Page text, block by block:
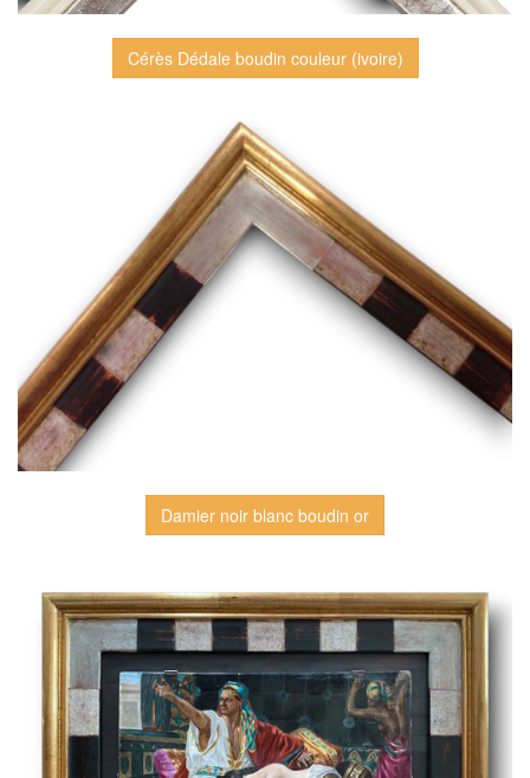
Cérès Dédale boudin couleur (ivoire)
Damier noir blanc boudin or